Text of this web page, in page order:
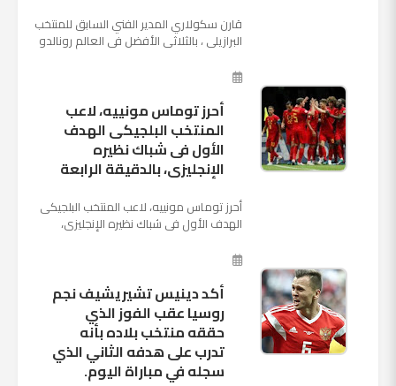
قارن سكولاري المدير الفني السابق للمنتخب
البرازيلي ، بالثلاثي الأفضل في العالم رونالدو
نجم ...
أحرز توماس مونييه، لاعب
المنتخب البلجيكى الهدف
الأول فى شباك نظيره
الإنجليزى، بالدقيقة الرابعة
أحرز توماس مونييه، لاعب المنتخب البلجيكى
الهدف الأول فى شباك نظيره الإنجليزى،
بينهما حاليا على م...
أكد دينيس تشيريشيف نجم
روسيا عقب الفوز الذي
حققه منتخب بلاده بأنه
تدرب على هدفه الثاني الذي
سجله في مباراة اليوم.